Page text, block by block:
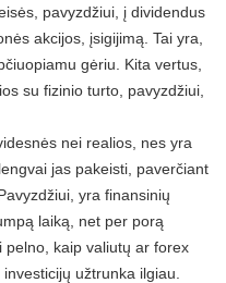
pavyzdžiui, į dividendus
akcijos, įsigijimą. Tai yra,
gėriu. Kita vertus,
su fizinio turto, pavyzdžiui,
nei realios, nes yra
jas pakeisti, paverčiant
yra finansinių
laiką, net per porą
kaip valiutų ar forex
užtrunka ilgiau.